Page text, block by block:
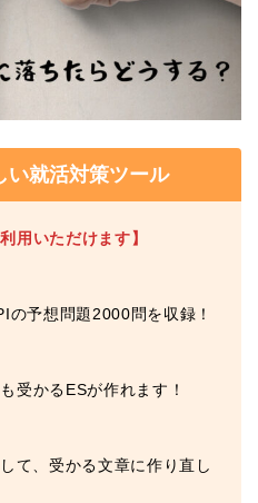
い就活対策ツール
用いただけます】
の予想問題2000問を収録！
受かるESが作れます！
て、受かる文章に作り直し